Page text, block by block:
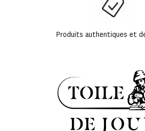
Produits authentiques et